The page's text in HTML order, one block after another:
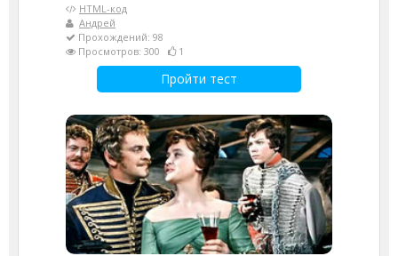
HTML-код
Андрей
Прохождений: 98
Просмотров: 300
1
Пройти тест